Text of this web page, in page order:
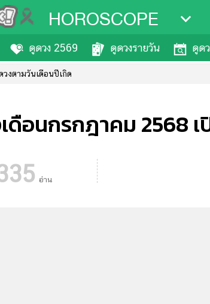
HOROSCOPE
ดูดวง 2569 ดูดวงรายวัน ดูด
วงตามวันเดือนปีเกิด
ดือนกรกฎาคม 2568
อ่าน